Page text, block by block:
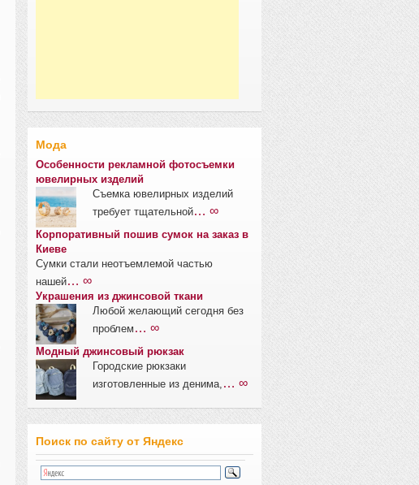
Мода
Особенности рекламной фотосъемки
ювелирных изделий
Съемка ювелирных изделий
требует тщательной… ∞
Корпоративный пошив сумок на заказ в
Киеве
Сумки стали неотъемлемой частью
нашей… ∞
Украшения из джинсовой ткани
Любой желающий сегодня без
проблем … ∞
Модный джинсовый рюкзак
Городские рюкзаки
изготовленные из денима, … ∞
Поиск по сайту от Яндекс